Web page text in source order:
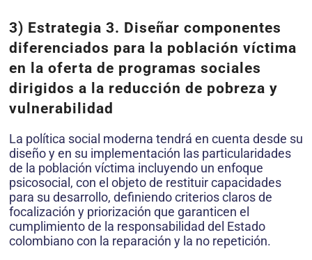
3) Estrategia 3. Diseñar componentes
diferenciados para la población víctima
en la oferta de programas sociales
dirigidos a la reducción de pobreza y
vulnerabilidad
La política social moderna tendrá en cuenta desde su
diseño y en su implementación las particularidades
de la población víctima incluyendo un enfoque
psicosocial, con el objeto de restituir capacidades
para su desarrollo, definiendo criterios claros de
focalización y priorización que garanticen el
cumplimiento de la responsabilidad del Estado
colombiano con la reparación y la no repetición.